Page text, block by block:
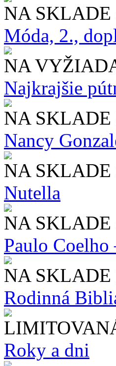
NA SKLADE
Móda, 2.,
NA
Najkrajšie
NA SKLADE
Nancy
NA SKLADE
Nutella
NA SKLADE
Paulo
NA SKLADE
Rodinná
Roky a dni